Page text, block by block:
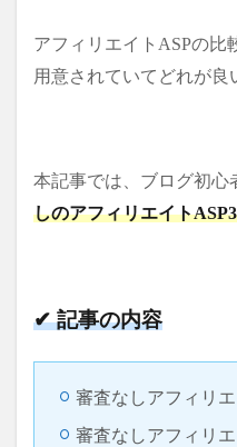
アフィリエイトASPの比
用意されていてどれが良
本記事では、ブログ初心
しのアフィリエイト
✔ 記事の内容
審査なしアフィリ
審査なしアフィリ